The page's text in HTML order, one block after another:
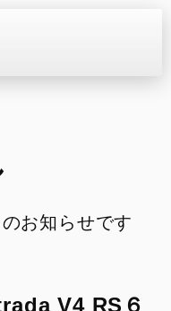
お知らせです
V4 RS６